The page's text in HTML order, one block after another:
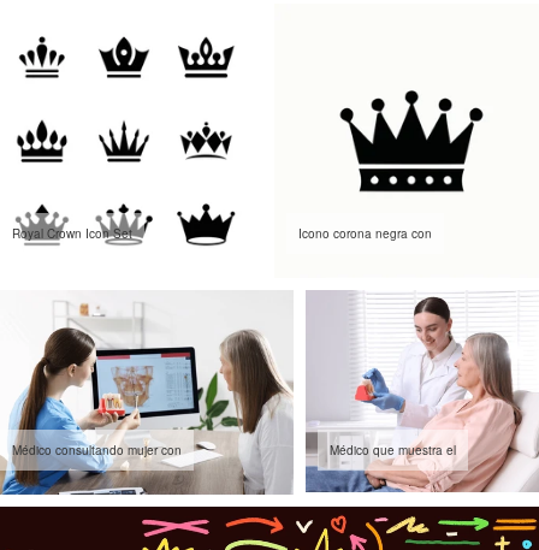
Royal Crown Icon Set Icono corona negra con
Médico consultando mujer con Médico que muestra el